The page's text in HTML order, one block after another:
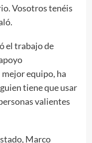
Vosotros tenéis
el trabajo de
equipo, ha
tiene que usar
valientes
Marco